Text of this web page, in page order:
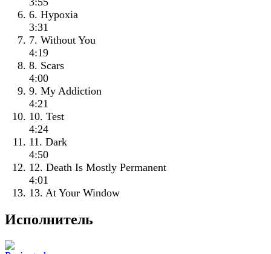
6. Hypoxia
3:31
7. Without You
4:19
8. Scars
4:00
9. My Addiction
4:21
10. Test
4:24
11. Dark
4:50
12. Death Is Mostly Permanent
4:01
13. At Your Window
Исполнитель